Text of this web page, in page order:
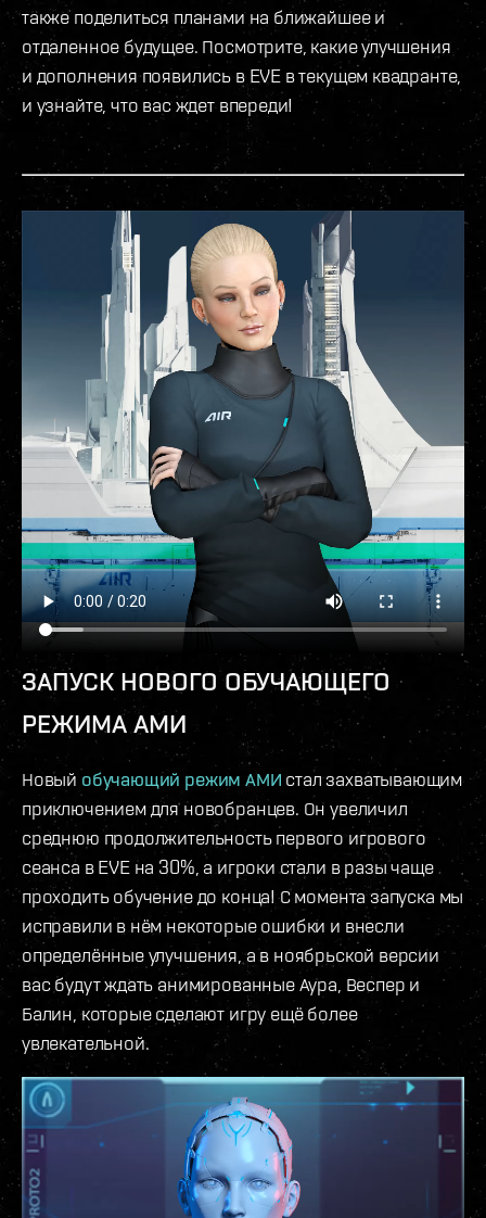
также поделиться планами на ближайшее и
отдаленное будущее. Посмотрите, какие улучшения
и дополнения появились в EVE в текущем квадранте,
и узнайте, что вас ждет впереди!
ЗАПУСК НОВОГО ОБУЧАЮЩЕГО
РЕЖИМА АМИ
Новый обучающий режим АМИ стал захватывающим
приключением для новобранцев. Он увеличил
среднюю продолжительность первого игрового
сеанса в EVE на 30%, а игроки стали в разы чаще
проходить обучение до конца! С момента запуска мы
исправили в нём некоторые ошибки и внесли
определённые улучшения, а в ноябрьской версии
вас будут ждать анимированные Аура, Веспер и
Балин, которые сделают игру ещё более
увлекательной.